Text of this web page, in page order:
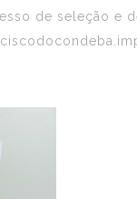
de seleção e